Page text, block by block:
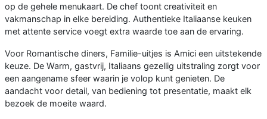
op de gehele menukaart. De chef toont creativiteit en
vakmanschap in elke bereiding. Authentieke Italiaanse keuken
met attente service voegt extra waarde toe aan de ervaring.
Voor Romantische diners, Familie-uitjes is Amici een uitstekende
keuze. De Warm, gastvrij, Italiaans gezellig uitstraling zorgt voor
een aangename sfeer waarin je volop kunt genieten. De
aandacht voor detail, van bediening tot presentatie, maakt elk
bezoek de moeite waard.